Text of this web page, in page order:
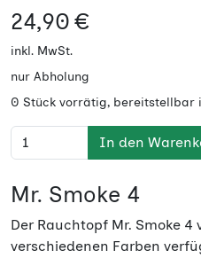
orange, Brenndauer
Reißzünder
pink, Brenndauer (circa):
schwarz, Brenndauer
Reißzünder
24,90 €
inkl. MwSt.
nur Abholung
0 Stück vorrätig, bereitstellbar
In den
Mr. Smoke 4
Der Rauchtopf Mr. Smoke 4
verschiedenen Farben